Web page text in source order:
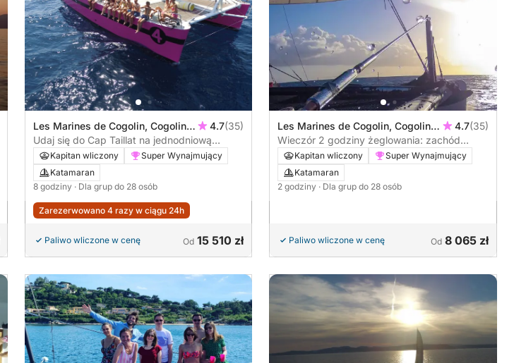
Les Marines de Cogolin, Cogolin,
Francja
4.7(35)
Udaj się do Cap Taillat na jednodniową
przejażdżkę na pokładzie maxi katamaranu
Kapitan wliczony
Super Wynajmujący
Katamaran
8 godziny · Dla grup do 28 osób
Zarezerwowano 4 razy w ciągu 24h
Paliwo wliczone w cenę Od 15 510 zł
Les Marines de Cogolin, Cogolin,
Francja
4.7(35)
Wieczór 2 godziny żeglowania: zachód
słońcaKapitan wliczony
Super Wynajmujący
Katamaran
2 godziny · Dla grup do 28 osób
Paliwo wliczone w cenę Od 8 065 zł